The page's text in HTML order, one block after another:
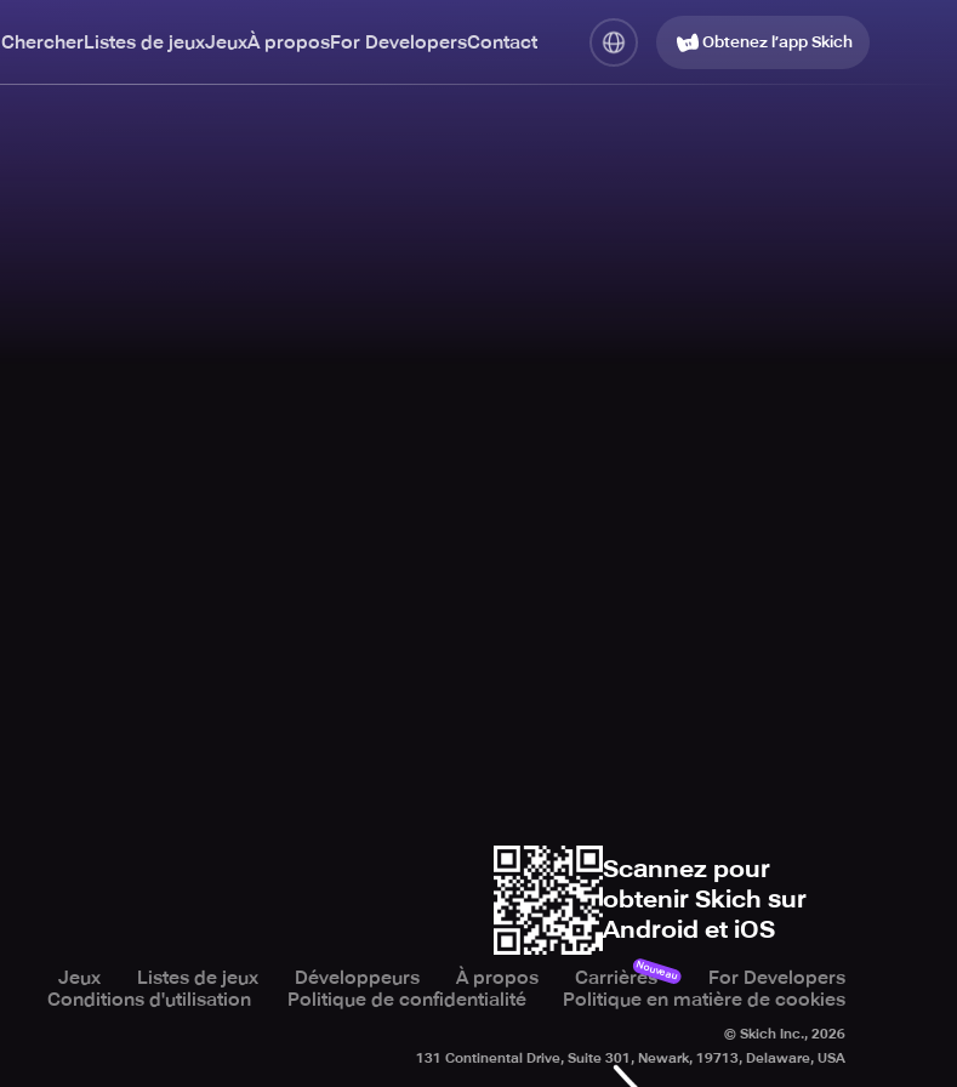
ChercherListes de jeuxJeuxÀ proposFor DevelopersContact Obtenez l’app Skich
Scannez pour
obtenir Skich sur
Android et iOS
Jeux Listes de jeux Développeurs À propos CarrièresNouveau
For Developers
Conditions d'utilisation
Politique de confidentialité Politique en matière de cookies
© Skich Inc., 2026
131 Continental Drive, Suite 301, Newark, 19713, Delaware, USA